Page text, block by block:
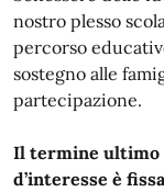
nostro plesso
percorso
sostegno alle
partecipazione.
Il termine ultimo
d’interesse è